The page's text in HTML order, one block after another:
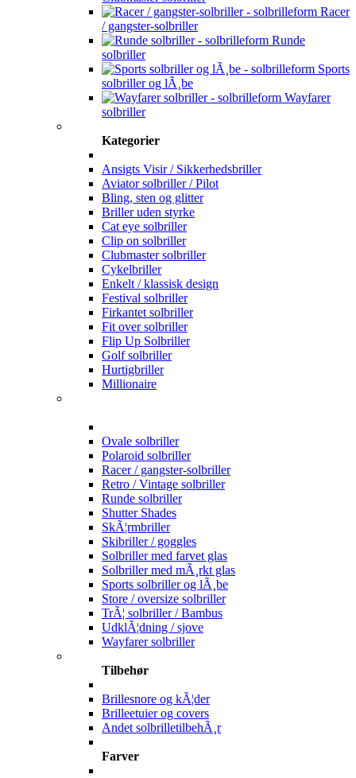
Racer
/ gangster-solbriller
Runde
solbriller
Sports
solbriller og lÃ¸be
Wayfarer
solbriller
Kategorier
Ansigts Visir / Sikkerhedsbriller
Aviator solbriller / Pilot
Bling, sten og glitter
Briller uden styrke
Cat eye solbriller
Clip on solbriller
Clubmaster solbriller
Cykelbriller
Enkelt / klassisk design
Festival solbriller
Firkantet solbriller
Fit over solbriller
Flip Up Solbriller
Golf solbriller
Hurtigbriller
Millionaire
Ovale solbriller
Polaroid solbriller
Racer / gangster-solbriller
Retro / Vintage solbriller
Runde solbriller
Shutter Shades
SkÃ¦rmbriller
Skibriller / goggles
Solbriller med farvet glas
Solbriller med mÃ¸rkt glas
Sports solbriller og lÃ¸be
Store / oversize solbriller
TrÃ¦ solbriller / Bambus
UdklÃ¦dning / sjove
Wayfarer solbriller
Tilbehør
Brillesnore og kÃ¦der
Brilleetuier og covers
Andet solbrilletilbehÃ¸r
Farver